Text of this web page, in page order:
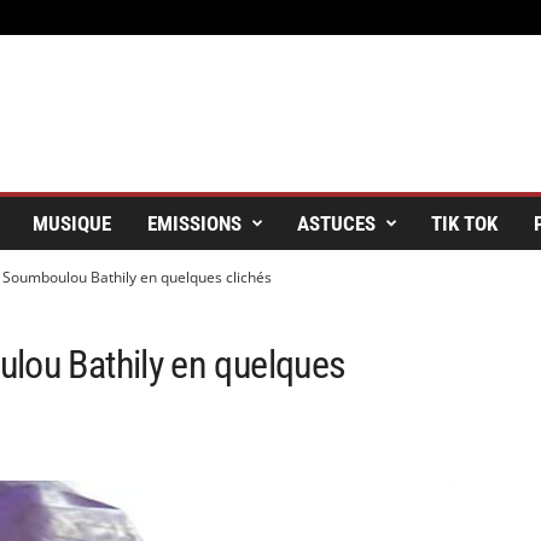
MUSIQUE EMISSIONS ASTUCES TIK TOK
Bathily en quelques clichés
Bathily en quelques